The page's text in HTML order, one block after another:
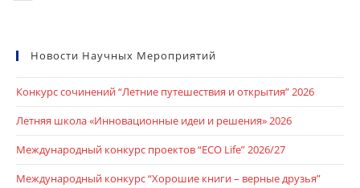
Новости Научных Мероприятий
Конкурс сочинений “Летние путешествия и открытия” 2026
Летняя школа «Инновационные идеи и решения» 2026
Международный конкурс проектов “ECO Life” 2026/27
Международный конкурс “Хорошие книги – верные друзья”